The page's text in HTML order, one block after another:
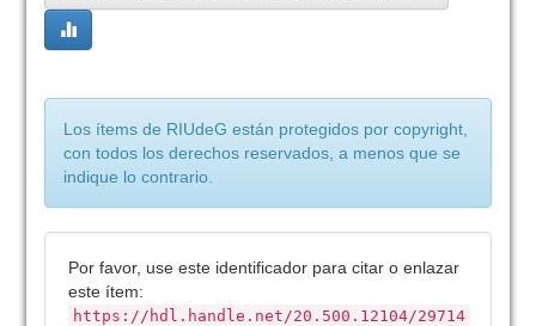
Los ítems de RIUdeG están protegidos por copyright,
con todos los derechos reservados, a menos que se
indique lo contrario.
Por favor, use este identificador para citar o enlazar
este ítem:
https://hdl.handle.net/20.500.12104/29714